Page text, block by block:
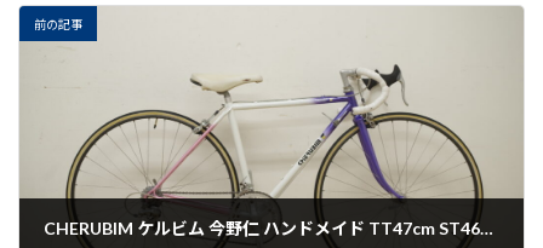
前の記事
CHERUBIM ケルビム 今野仁 ハンドメイド TT47cm ST46cm 今野製作所 自転車 ロードバイク ダブルレバー 白 買取させていただきました。